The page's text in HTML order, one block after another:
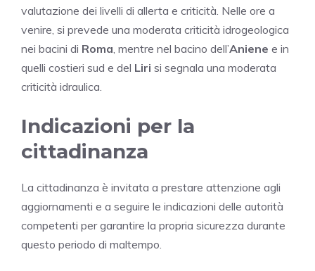
valutazione dei livelli di allerta e criticità. Nelle ore a
venire, si prevede una moderata criticità idrogeologica
nei bacini di Roma, mentre nel bacino dell’Aniene e in
quelli costieri sud e del Liri si segnala una moderata
criticità idraulica.
Indicazioni per la
cittadinanza
La cittadinanza è invitata a prestare attenzione agli
aggiornamenti e a seguire le indicazioni delle autorità
competenti per garantire la propria sicurezza durante
questo periodo di maltempo.